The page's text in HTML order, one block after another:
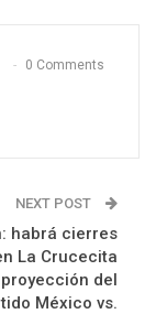
0 Comments
NEXT POST
habrá cierres
La Crucecita
del
México vs.